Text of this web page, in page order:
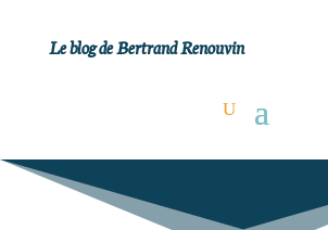
Le blog de Bertrand Renouvin